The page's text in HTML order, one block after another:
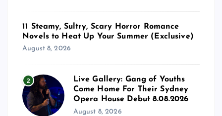
11 Steamy, Sultry, Scary Horror Romance
Novels to Heat Up Your Summer (Exclusive)
August 8, 2026
2
Live Gallery: Gang of Youths
Come Home For Their Sydney
Opera House Debut 8.08.2026
August 8, 2026